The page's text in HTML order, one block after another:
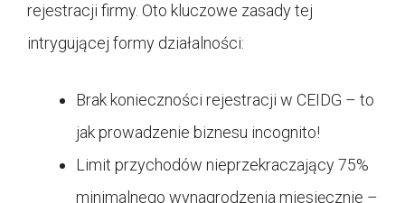
rejestracji firmy. Oto kluczowe zasady tej
intrygującej formy działalności:
Brak konieczności rejestracji w CEIDG – to
jak prowadzenie biznesu incognito!
Limit przychodów nieprzekraczający 75%
minimalnego wynagrodzenia miesięcznie –